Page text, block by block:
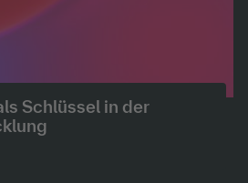
Schlüssel in der